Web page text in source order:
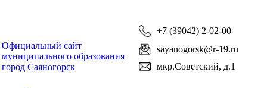
Официальный сайт
муниципального образования
город Саяногорск
+7 (39042) 2-02-00
sayanogorsk@r-19.ru
мкр.Советский, д.1